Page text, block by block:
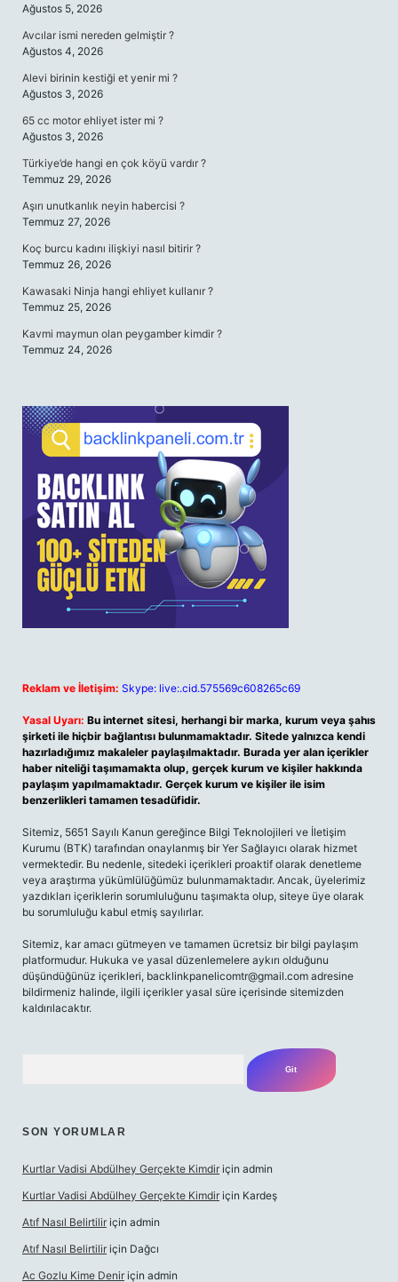
Ağustos 5, 2026
Avcılar ismi nereden gelmiştir ?
Ağustos 4, 2026
Alevi birinin kestiği et yenir mi ?
Ağustos 3, 2026
65 cc motor ehliyet ister mi ?
Ağustos 3, 2026
Türkiye’de hangi en çok köyü vardır ?
Temmuz 29, 2026
Aşırı unutkanlık neyin habercisi ?
Temmuz 27, 2026
Koç burcu kadını ilişkiyi nasıl bitirir ?
Temmuz 26, 2026
Kawasaki Ninja hangi ehliyet kullanır ?
Temmuz 25, 2026
Kavmi maymun olan peygamber kimdir ?
Temmuz 24, 2026
Reklam ve İletişim: Skype: live:.cid.575569c608265c69
Yasal Uyarı: Bu internet sitesi, herhangi bir marka, kurum veya şahıs
şirketi ile hiçbir bağlantısı bulunmamaktadır. Sitede yalnızca kendi
hazırladığımız makaleler paylaşılmaktadır. Burada yer alan içerikler
haber niteliği taşımamakta olup, gerçek kurum ve kişiler hakkında
paylaşım yapılmamaktadır. Gerçek kurum ve kişiler ile isim
benzerlikleri tamamen tesadüfidir.
Sitemiz, 5651 Sayılı Kanun gereğince Bilgi Teknolojileri ve İletişim
Kurumu (BTK) tarafından onaylanmış bir Yer Sağlayıcı olarak hizmet
vermektedir. Bu nedenle, sitedeki içerikleri proaktif olarak denetleme
veya araştırma yükümlülüğümüz bulunmamaktadır. Ancak, üyelerimiz
yazdıkları içeriklerin sorumluluğunu taşımakta olup, siteye üye olarak
bu sorumluluğu kabul etmiş sayılırlar.
Sitemiz, kar amacı gütmeyen ve tamamen ücretsiz bir bilgi paylaşım
platformudur. Hukuka ve yasal düzenlemelere aykırı olduğunu
düşündüğünüz içerikleri, backlinkpanelicomtr@gmail.com adresine
bildirmeniz halinde, ilgili içerikler yasal süre içerisinde sitemizden
kaldırılacaktır.
SON YORUMLAR
Kurtlar Vadisi Abdülhey Gerçekte Kimdir için admin
Kurtlar Vadisi Abdülhey Gerçekte Kimdir için Kardeş
Atıf Nasıl Belirtilir için admin
Atıf Nasıl Belirtilir için Dağcı
Ac Gozlu Kime Denir için admin